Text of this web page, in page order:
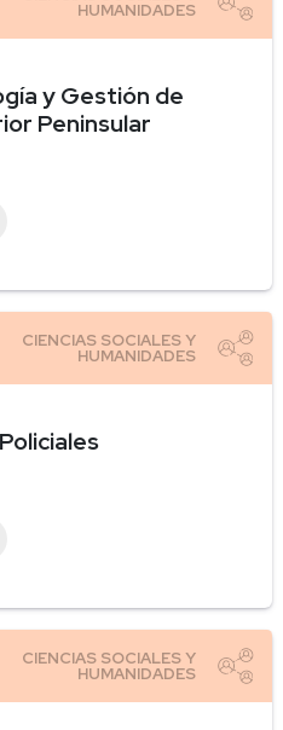
y Gestión de
Peninsular